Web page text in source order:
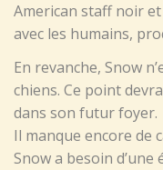
American staff noir et
avec les humains,
En revanche, Snow
chiens. Ce point
dans son futur foyer.
Il manque encore de
Snow a besoin